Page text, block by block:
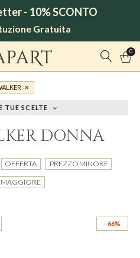
- 10% SCONTO
Gratuita
0
TUE SCELTE
DONNA
OFFERTA PREZZO MINORE
MAGGIORE
- 66%